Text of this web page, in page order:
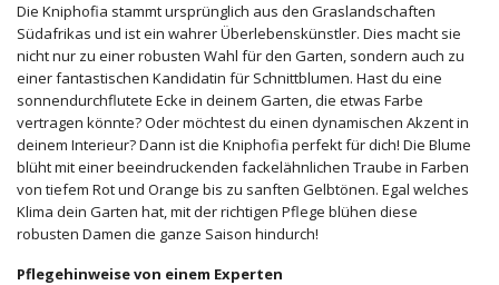
Die Kniphofia stammt ursprünglich aus den Graslandschaften
Südafrikas und ist ein wahrer Überlebenskünstler. Dies macht sie
nicht nur zu einer robusten Wahl für den Garten, sondern auch zu
einer fantastischen Kandidatin für Schnittblumen. Hast du eine
sonnendurchflutete Ecke in deinem Garten, die etwas Farbe
vertragen könnte? Oder möchtest du einen dynamischen Akzent in
deinem Interieur? Dann ist die Kniphofia perfekt für dich! Die Blume
blüht mit einer beeindruckenden fackelähnlichen Traube in Farben
von tiefem Rot und Orange bis zu sanften Gelbtönen. Egal welches
Klima dein Garten hat, mit der richtigen Pflege blühen diese
robusten Damen die ganze Saison hindurch!
Pflegehinweise von einem Experten